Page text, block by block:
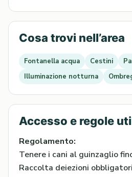
Cosa trovi nell’area
Fontanella acqua Cestini
Illuminazione notturna
Accesso e regole
Regolamento:
Tenere i cani al guinzaglio
Raccolta deiezioni